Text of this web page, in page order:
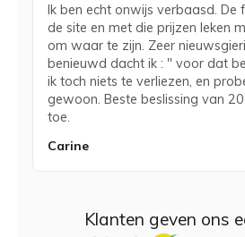
Ik ben echt onwijs verbaasd. De
de site en met die prijzen leken
om waar te zijn. Zeer
benieuwd dacht ik : " voor dat
ik toch niets te verliezen, en
gewoon. Beste beslissing van
toe.
Carine
Klanten geven ons